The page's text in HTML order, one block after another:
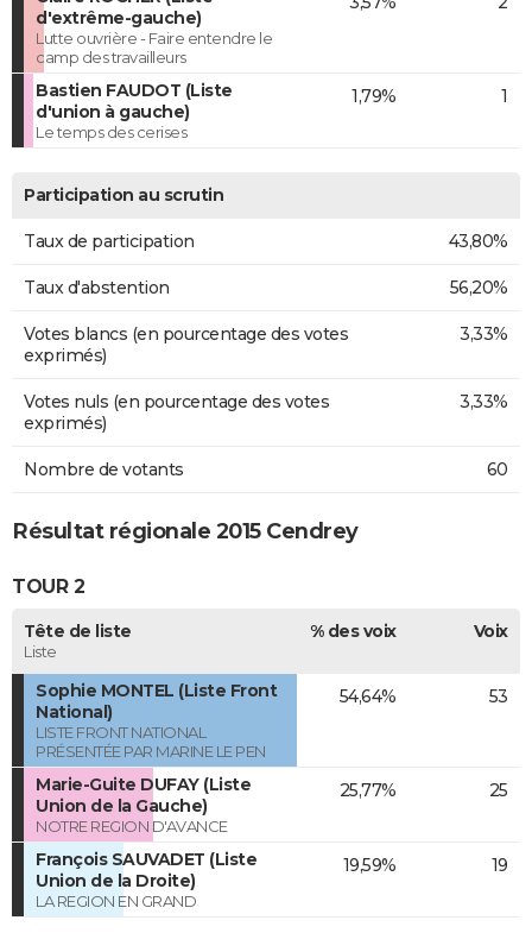
d'extrême-gauche)
Lutte ouvrière - Faire entendre le
camp des travailleurs
Bastien FAUDOT (Liste
d'union à gauche)
Le temps des cerises
1,79% 1
Participation au scrutin
Taux de participation 43,80%
Taux d'abstention 56,20%
Votes blancs (en pourcentage des votes
exprimés)
3,33%
Votes nuls (en pourcentage des votes
exprimés)
3,33%
Nombre de votants 60
Résultat régionale 2015 Cendrey
TOUR 2
Tête de liste
Liste
% des voix Voix
Sophie MONTEL (Liste Front
National)
LISTE FRONT NATIONAL
PRÉSENTÉE PAR MARINE LE PEN
54,64% 53
Marie-Guite DUFAY (Liste
Union de la Gauche)
NOTRE REGION D'AVANCE
25,77% 25
François SAUVADET (Liste
Union de la Droite)
LA REGION EN GRAND
19,59% 19